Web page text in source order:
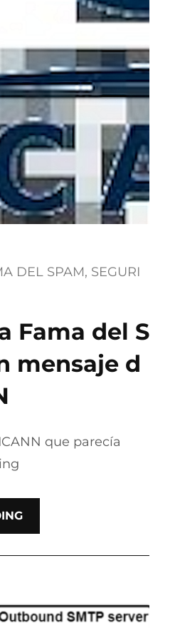
DEL SPAM, SEGURI
Fama del S
mensaje d
que parecía